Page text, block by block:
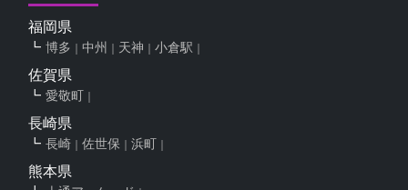
福岡県
博多 中州 天神 小倉駅
佐賀県
愛敬町
長崎県
長崎 佐世保 浜町
熊本県